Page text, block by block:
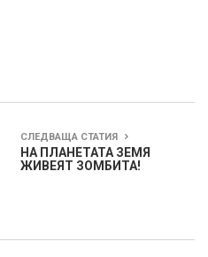
СЛЕДВАЩА СТАТИЯ
НА ПЛАНЕТАТА ЗЕМЯ
ЖИВЕЯТ ЗОМБИТА!